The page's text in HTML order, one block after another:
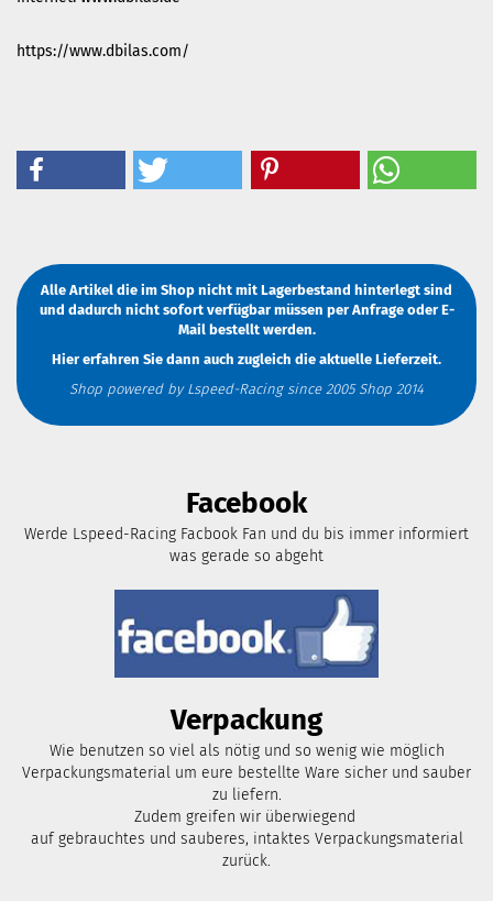
https://www.dbilas.com/
Alle Artikel die im Shop nicht mit Lagerbestand hinterlegt sind
und dadurch nicht sofort verfügbar müssen per AnfrageoderE-
Mailbestellt werden.
Hier erfahren Sie dann auch zugleich die aktuelle Lieferzeit.
Shop powered by Lspeed-Racing since 2005 Shop 2014
Facebook
Werde Lspeed-Racing Facbook Fan und du bis immer informiert
was gerade so abgeht
Verpackung
Wie benutzen so viel als nötig und so wenig wie möglich
Verpackungsmaterial um eure bestellte Ware sicher und sauber
zu liefern.
Zudem greifen wir überwiegend
auf gebrauchtes und sauberes, intaktes Verpackungsmaterial
zurück.